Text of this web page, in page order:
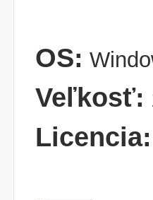
OS:
Veľkosť:
Licencia: